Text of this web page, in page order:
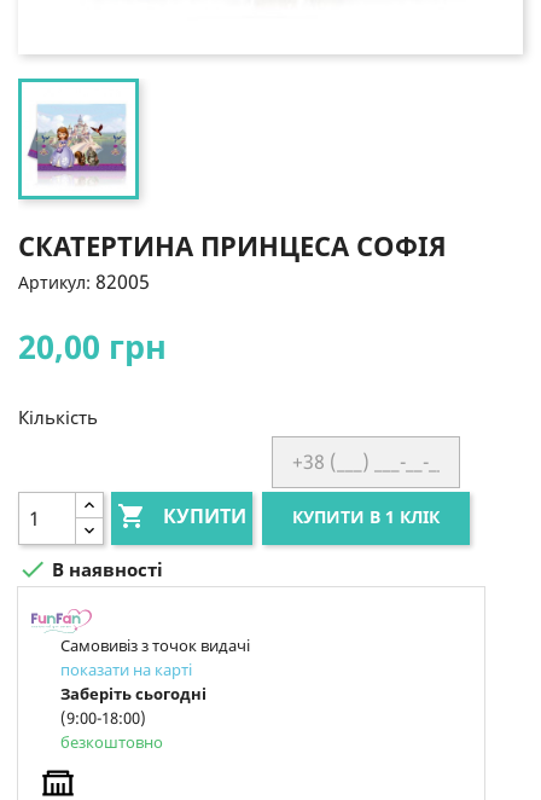
СКАТЕРТИНА ПРИНЦЕСА СОФІЯ
Артикул: 82005
20,00 грн
Кількість
 КУПИТИ КУПИТИ В 1 КЛІК
 В наявності
Самовивіз з точок видачі
показати на карті
Заберіть сьогодні
(9:00-18:00)
безкоштовно